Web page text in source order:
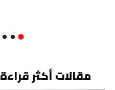
مقالات أكثر قراءة